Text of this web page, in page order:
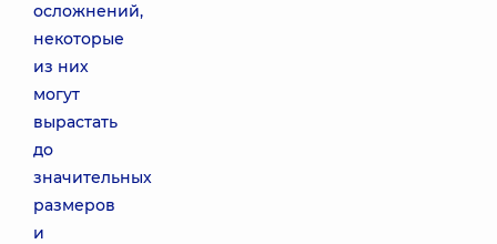
осложнений,
некоторые
из них
могут
вырастать
до
значительных
размеров
и